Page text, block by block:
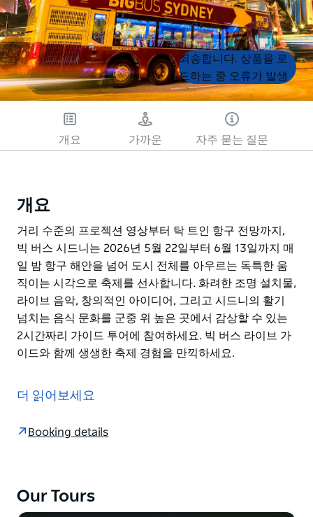
Product
List
Product
List
죄송합니다. 상품을 로
드하는 중 오류가 발생
했습니다. 나중에 다시
시도해 주세요.
개요 가까운 자주 묻는 질문
개요
거리 수준의 프로젝션 영상부터 탁 트인 항구 전망까지,
빅 버스 시드니는 2026년 5월 22일부터 6월 13일까지 매
일 밤 항구 해안을 넘어 도시 전체를 아우르는 독특한 움
직이는 시각으로 축제를 선사합니다. 화려한 조명 설치물,
라이브 음악, 창의적인 아이디어, 그리고 시드니의 활기
넘치는 음식 문화를 군중 위 높은 곳에서 감상할 수 있는
2시간짜리 가이드 투어에 참여하세요. 빅 버스 라이브 가
이드와 함께 생생한 축제 경험을 만끽하세요.
빅 버스 시드니는 2026년 5월 22일부터 6월 13일까지 매
화려한 조명 설치물, 라이브 음악, 창의적인 아이디어, 그
요.
빅 버스 라이브 가이드와 함께 생생한 축제 경험을 만끽하
더 읽어보세요
Booking details
Our Tours